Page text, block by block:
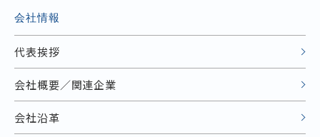
会社情報
代表挨拶
会社概要／関連企業
会社沿革